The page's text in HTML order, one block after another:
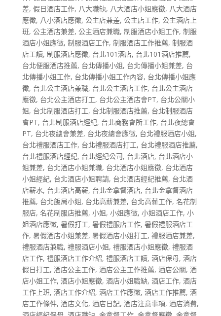
差, 假日酒店工作, 八大職缺, 八大酒店小姐應徵, 八大酒店
應徵, 八小酒店應徵, 公主店兼差, 公主店工作, 公主酒店上
班, 公主酒店兼差, 公主酒店兼職, 制服酒店小姐工作, 制服
酒店小姐應徵, 制服酒店工作, 制服酒店工作推薦, 制服酒
店工讀, 制服酒店應徵, 台北101酒店, 台北101酒店推薦,
台北便服酒店推薦, 台北傳播小姐, 台北傳播小姐兼差, 台
北傳播小姐工作, 台北傳播小姐工作內容, 台北傳播小姐應
徵, 台北公主酒店兼職, 台北公主酒店工作, 台北公主酒店
應徵, 台北公主酒店打工, 台北公主酒店會PT, 台北公關小
姐, 台北制服酒店打工, 台北制服酒店推薦, 台北制服酒店
會PT, 台北制服酒店經紀, 台北商務會所工作, 台北夜總會
PT, 台北夜總會兼差, 台北夜總會應徵, 台北禮服酒店小姐,
台北禮服酒店工作, 台北禮服酒店打工, 台北禮服酒店推薦,
台北禮服酒店經紀, 台北經紀公司, 台北酒店, 台北酒店小
姐兼差, 台北酒店小姐兼職, 台北酒店小姐應徵, 台北酒店
小姐經紀, 台北酒店小姐聘請, 台北酒店經紀推薦, 台北酒
店薪水, 台北酒店高薪, 台北金拿督酒店, 台北金拿督酒店
推薦, 台北飯局小姐, 台北高薪兼差, 台北高薪工作, 名花制
服店, 名花制服店推薦, 小姐, 小姐應徵, 小姐酒店工作, 小
姐酒店應徵, 暑假打工, 暑假禮服店工作, 暑假禮服酒店工
作, 暑假酒店小姐兼差, 暑假酒店小姐打工, 禮服酒店兼差,
禮服酒店兼職, 禮服酒店小姐, 禮服酒店小姐應徵, 禮服酒
店工作, 禮服酒店工作介紹, 禮服酒店工讀, 酒店保母, 酒店
假日打工, 酒店公主工作, 酒店公主工作推薦, 酒店公關, 酒
店小姐工作, 酒店小姐應徵, 酒店小姐職缺, 酒店工作, 酒店
工作上班, 酒店工作介紹, 酒店工作應徵, 酒店工作推薦, 酒
店工作條件, 酒店文化, 酒店日記, 酒店注意事項, 酒店消費,